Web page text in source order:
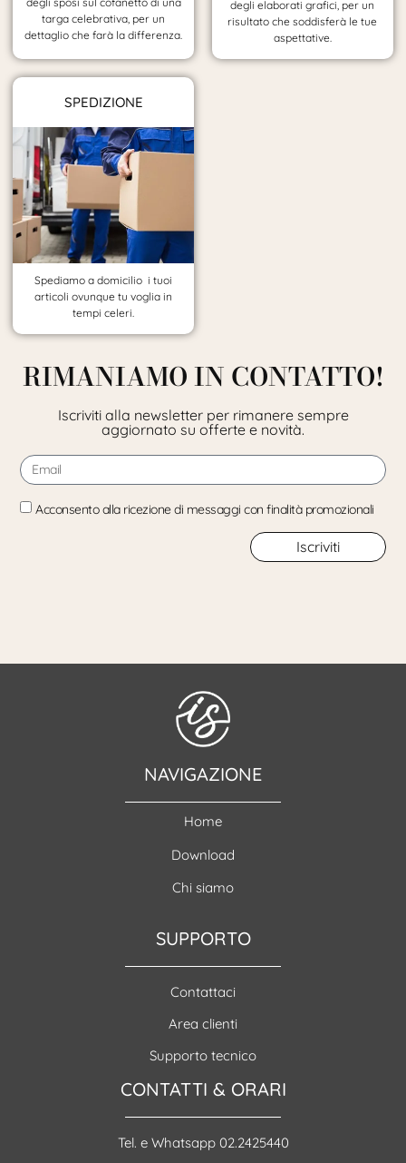
targa celebrativa, per un
dettaglio che farà la differenza.
degli elaborati grafici, per un
risultato che soddisferà le tue
aspettative.
SPEDIZIONE
Spediamo a domicilio i tuoi
articoli ovunque tu voglia in
tempi celeri.
RIMANIAMO IN CONTATTO!
Iscriviti alla newsletter per rimanere sempre
aggiornato su offerte e novità.
Acconsento alla ricezione di messaggi con finalità promozionali
Iscriviti
NAVIGAZIONE
Home
Download
Chi siamo
SUPPORTO
Contattaci
Area clienti
Supporto tecnico
CONTATTI & ORARI
Tel. e Whatsapp 02.2425440